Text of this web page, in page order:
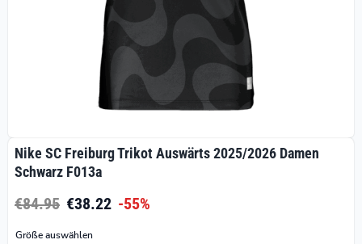
Nike SC Freiburg Trikot Auswärts 2025/2026 Damen
Schwarz F013a
€84.95 €38.22 -55%
Größe auswählen